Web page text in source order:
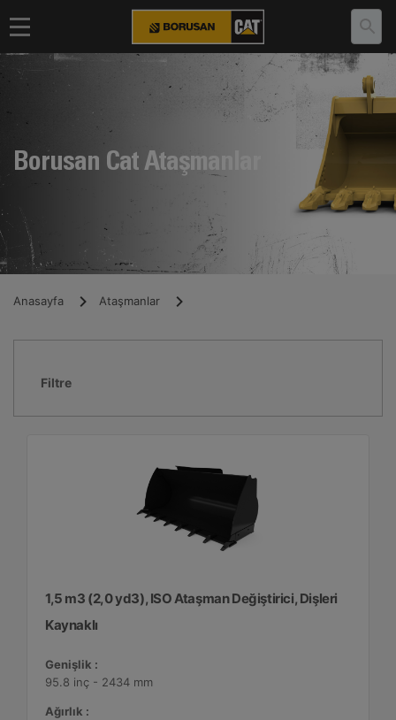
Borusan Cat Ataşmanlar
Anasayfa Ataşmanlar
Filtre
1,5 m3 (2,0 yd3), ISO Ataşman Değiştirici, Dişleri
Kaynaklı
Genişlik :
95.8 inç - 2434 mm
Ağırlık :